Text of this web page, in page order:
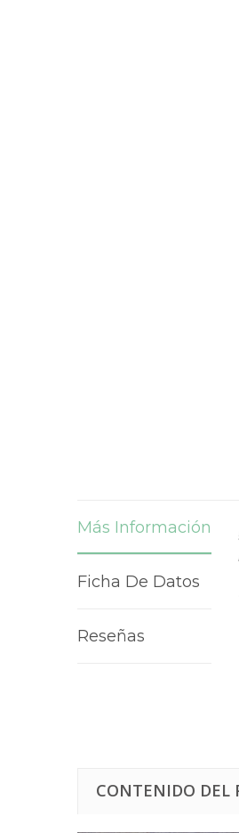
Más Información
Ficha De Datos
Reseñas
CONTENIDO DEL